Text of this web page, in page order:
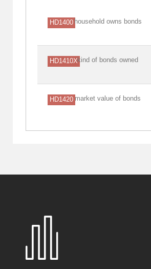
HD1400 household owns bonds
HD1410Xkind of bonds owned
HD1420 market value of bonds